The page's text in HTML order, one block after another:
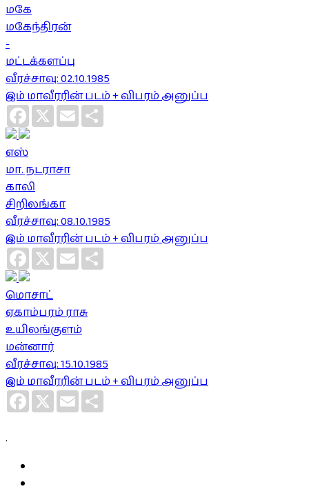
மகே
மகேந்திரன்
-
மட்டக்களப்பு
வீரச்சாவு: 02.10.1985
இம் மாவீரரின் படம் + விபரம் அனுப்ப
Facebook
X Email
எஸ்
மா. நடராசா
காலி
சிறிலங்கா
வீரச்சாவு: 08.10.1985
இம் மாவீரரின் படம் + விபரம் அனுப்ப
Facebook
X Email
மொசாட்
ஏகாம்பரம் ராசு
உயிலங்குளம்
மன்னார்
வீரச்சாவு: 15.10.1985
இம் மாவீரரின் படம் + விபரம் அனுப்ப
Facebook
X Email
.